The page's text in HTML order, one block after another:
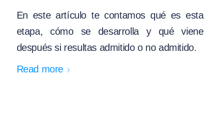
En este artículo te contamos qué es esta
etapa, cómo se desarrolla y qué viene
después si resultas admitido o no admitido.
Read more